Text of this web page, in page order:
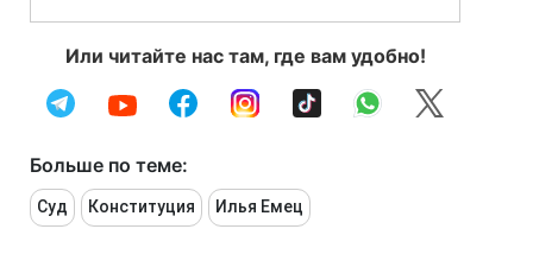
Или читайте нас там, где вам удобно!
Больше по теме:
Суд Конституция Илья Емец